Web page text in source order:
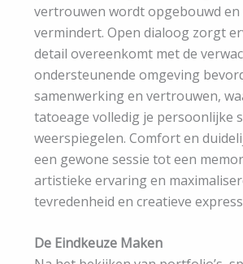
vertrouwen wordt opgebouwd
vermindert. Open dialoog zorgt
detail overeenkomt met de
ondersteunende omgeving
samenwerking en vertrouwen,
tatoeage volledig je persoonlijke
weerspiegelen. Comfort en
een gewone sessie tot een
artistieke ervaring en
tevredenheid en creatieve
De Eindkeuze Maken